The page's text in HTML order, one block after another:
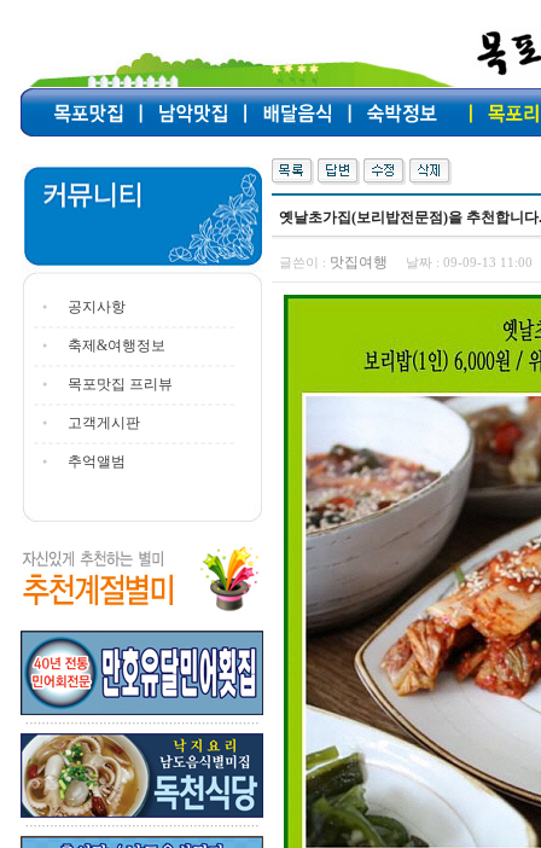
공지사항
축제&여행정보
목포맛집 프리뷰
고객게시판
추억앨범
옛날초가집(보리밥전문점)을 추천합니다.
글쓴이 : 맛집여행 날짜 : 09-09-13